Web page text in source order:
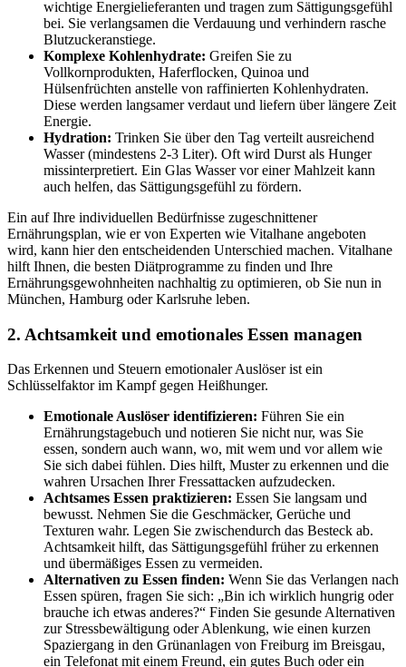
wichtige Energielieferanten und tragen zum Sättigungsgefühl
bei. Sie verlangsamen die Verdauung und verhindern rasche
Blutzuckeranstiege.
Komplexe Kohlenhydrate: Greifen Sie zu
Vollkornprodukten, Haferflocken, Quinoa und
Hülsenfrüchten anstelle von raffinierten Kohlenhydraten.
Diese werden langsamer verdaut und liefern über längere Zeit
Energie.
Hydration: Trinken Sie über den Tag verteilt ausreichend
Wasser (mindestens 2-3 Liter). Oft wird Durst als Hunger
missinterpretiert. Ein Glas Wasser vor einer Mahlzeit kann
auch helfen, das Sättigungsgefühl zu fördern.
Ein auf Ihre individuellen Bedürfnisse zugeschnittener
Ernährungsplan, wie er von Experten wie Vitalhane angeboten
wird, kann hier den entscheidenden Unterschied machen. Vitalhane
hilft Ihnen, die besten Diätprogramme zu finden und Ihre
Ernährungsgewohnheiten nachhaltig zu optimieren, ob Sie nun in
München, Hamburg oder Karlsruhe leben.
2. Achtsamkeit und emotionales Essen managen
Das Erkennen und Steuern emotionaler Auslöser ist ein
Schlüsselfaktor im Kampf gegen Heißhunger.
Emotionale Auslöser identifizieren: Führen Sie ein
Ernährungstagebuch und notieren Sie nicht nur, was Sie
essen, sondern auch wann, wo, mit wem und vor allem wie
Sie sich dabei fühlen. Dies hilft, Muster zu erkennen und die
wahren Ursachen Ihrer Fressattacken aufzudecken.
Achtsames Essen praktizieren: Essen Sie langsam und
bewusst. Nehmen Sie die Geschmäcker, Gerüche und
Texturen wahr. Legen Sie zwischendurch das Besteck ab.
Achtsamkeit hilft, das Sättigungsgefühl früher zu erkennen
und übermäßiges Essen zu vermeiden.
Alternativen zu Essen finden: Wenn Sie das Verlangen nach
Essen spüren, fragen Sie sich: „Bin ich wirklich hungrig oder
brauche ich etwas anderes?“ Finden Sie gesunde Alternativen
zur Stressbewältigung oder Ablenkung, wie einen kurzen
Spaziergang in den Grünanlagen von Freiburg im Breisgau,
ein Telefonat mit einem Freund, ein gutes Buch oder ein